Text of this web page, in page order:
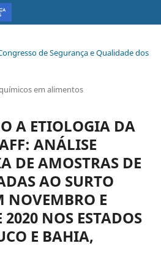
de Segurança e Qualidade dos
em alimentos
A ETIOLOGIA DA
ANÁLISE
DE AMOSTRAS DE
AO SURTO
NOVEMBRO E
2020 NOS ESTADOS
E BAHIA,